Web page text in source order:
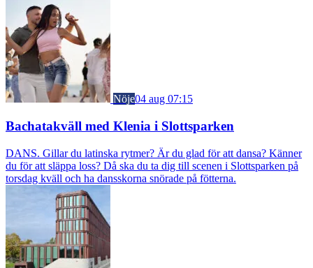
Nöje04 aug 07:15
Bachatakväll med Klenia i Slottsparken
DANS. Gillar du latinska rytmer? Är du glad för att dansa? Känner
du för att släppa loss? Då ska du ta dig till scenen i Slottsparken på
torsdag kväll och ha dansskorna snörade på fötterna.